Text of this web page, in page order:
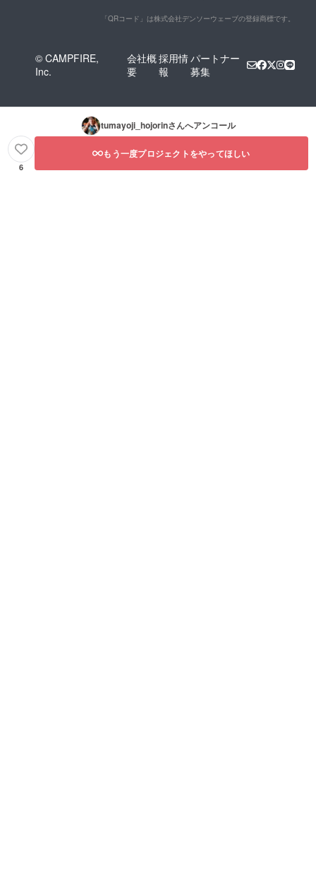
「QRコード」は株式会社デンソーウェーブの登録商標です。
© CAMPFIRE,
Inc.
会社概
要
採用情
報
パートナー
募集
tumayoji_hojorinさんへアンコール
6
もう一度プロジェクトをやってほしい